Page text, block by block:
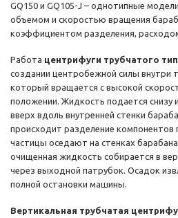
GQ150 и GQ105-J – однотипные
объемом и скоростью вращения
коэффициентом разделения,
Работа центрифуги трубчатого
создании центробежной силы внутри
который вращается с высокой
положении. Жидкость подается снизу
вверх вдоль внутренней стенки
происходит разделение компонентов
частицы оседают на стенках
очищенная жидкость собирается в
через выходной патрубок. Осадок
полной остановки машины.
Вертикальная трубчатая